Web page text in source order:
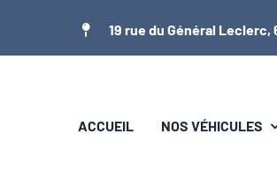
contenu
19 rue du Général Leclerc,
ACCUEIL NOS VÉHICULES